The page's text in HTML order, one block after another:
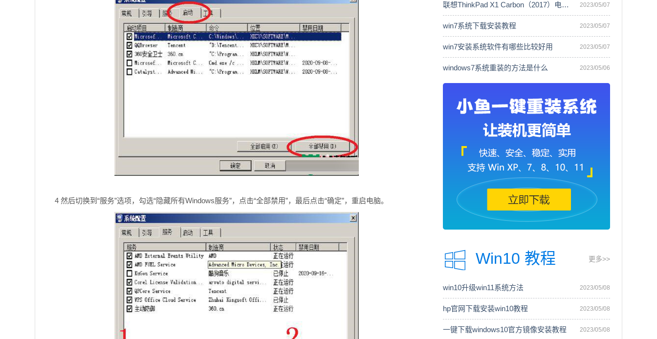
4 然后切换到“服务”选项，勾选“隐藏所有Windows服务”，点击“全部禁用”，最后点击“确定”，重启电脑。
联想ThinkPad X1 Carbon（2017）电脑安 2023/05/07
win7系统下载安装教程 2023/05/07
win7安装系统软件有哪些比较好用 2023/05/07
windows7系统重装的方法是什么 2023/05/06
Win10 教程 更多>>
win10升级win11系统方法 2023/05/08
hp官网下载安装win10教程 2023/05/08
一键下载windows10官方镜像安装教程 2023/05/08